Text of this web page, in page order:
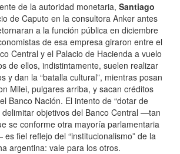
de la autoridad monetaria, Santiago
de Caputo en la consultora Anker antes
a la función pública en diciembre
de esa empresa giraron entre el
Central y el Palacio de Hacienda a vuelo
de ellos, indistintamente, suelen realizar
y dan la “batalla cultural”, mientras posan
Milei, pulgares arriba, y sacan créditos
Banco Nación. El intento de “dotar de
delimitar objetivos del Banco Central —tan
se conforme otra mayoría parlamentaria
fiel reflejo del “institucionalismo” de la
argentina: vale para los otros.